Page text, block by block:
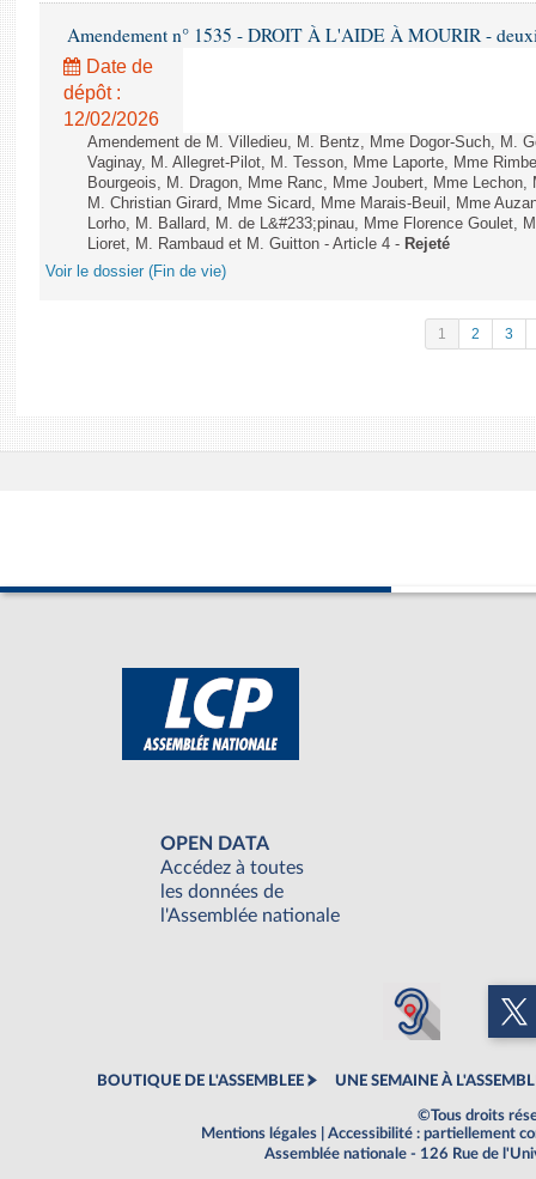
Amendement n° 1535 - DROIT À L'AIDE À MOURIR -
Date de
dépôt :
12/02/2026
Amendement de M. Villedieu, M. Bentz, Mme Dogor-Such, M.
Vaginay, M. Allegret-Pilot, M. Tesson, Mme Laporte, Mme
Bourgeois, M. Dragon, Mme Ranc, Mme Joubert, Mme
M. Christian Girard, Mme Sicard, Mme Marais-Beuil, Mme
Lorho, M. Ballard, M. de L&#233;pinau, Mme Florence Goulet,
Lioret, M. Rambaud et M. Guitton - Article 4 - Rejeté
Voir le dossier (Fin de vie)
1 2 3
OPEN DATA
Accédez à toutes
les données de
l'Assemblée nationale
BOUTIQUE DE L'ASSEMBLEE UNE SEMAINE À
©Tous droits
Mentions légales
Accessibilité : partiellement
Assemblée nationale - 126 Rue de